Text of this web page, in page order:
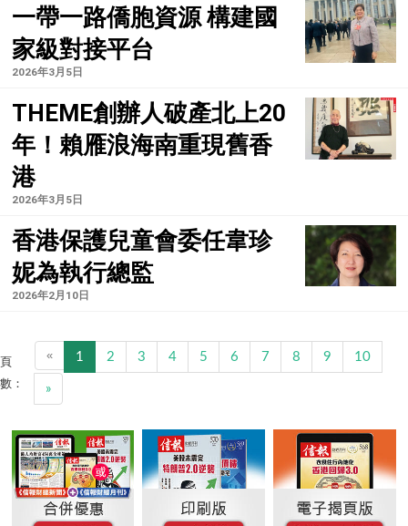
一帶一路僑胞資源 構建國
家級對接平台
2026年3月5日
THEME創辦人破產北上20
年！賴雁浪海南重現舊香
港
2026年3月5日
香港保護兒童會委任韋珍
妮為執行總監
2026年2月10日
頁
數：
« 1 2 3 4 5 6 7 8 9 10
»